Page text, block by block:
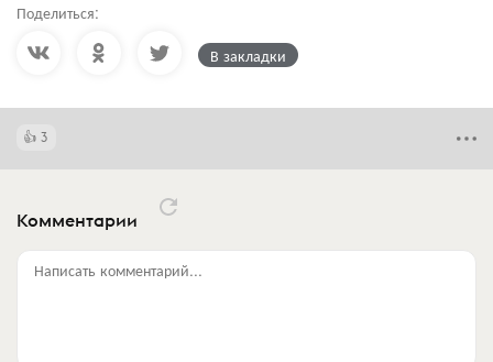
Поделиться:
В закладки
3
Комментарии
Написать комментарий...